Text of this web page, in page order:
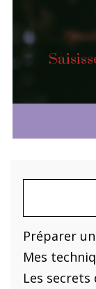
Préparer
Mes
Les